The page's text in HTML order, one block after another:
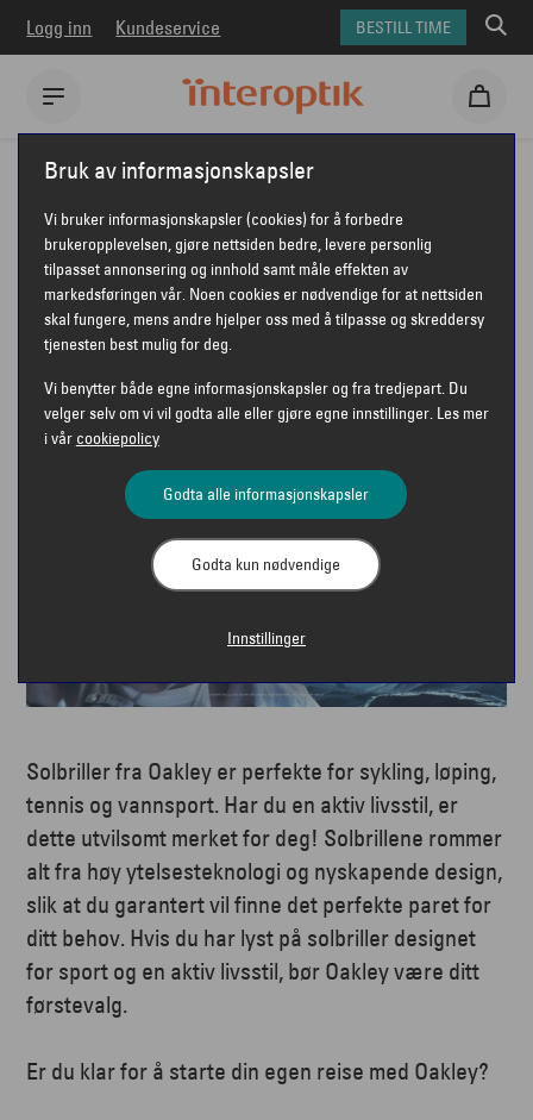
Logg inn Kundeservice BESTILL TIME
Interoptik Merker Oakley Historien bak solbrillene fra Oakley
OAKLEY
HISTORIEN BAK
SOLBRILLENE FRA
OAKLEY
Solbriller fra Oakley er perfekte for sykling, løping,
tennis og vannsport. Har du en aktiv livsstil, er
dette utvilsomt merket for deg! Solbrillene rommer
alt fra høy ytelsesteknologi og nyskapende design,
slik at du garantert vil finne det perfekte paret for
ditt behov. Hvis du har lyst på solbriller designet
for sport og en aktiv livsstil, bør Oakley være ditt
førstevalg.
Er du klar for å starte din egen reise med Oakley?
Bruk av informasjonskapsler
Vi bruker informasjonskapsler (cookies) for å forbedre
brukeropplevelsen, gjøre nettsiden bedre, levere personlig
tilpasset annonsering og innhold samt måle effekten av
markedsføringen vår. Noen cookies er nødvendige for at nettsiden
skal fungere, mens andre hjelper oss med å tilpasse og skreddersy
tjenesten best mulig for deg.
Vi benytter både egne informasjonskapsler og fra tredjepart. Du
velger selv om vi vil godta alle eller gjøre egne innstillinger. Les mer
i vår cookiepolicy
Godta alle informasjonskapsler
Godta kun nødvendige
Innstillinger